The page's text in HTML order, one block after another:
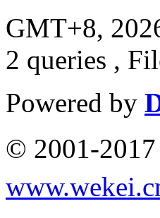
GMT+8,
2 queries ,
Powered by
© 2001-2017